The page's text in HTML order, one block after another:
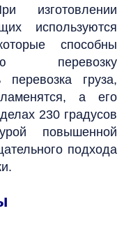
изготовлении
используются
способны
перевозку
груза,
а его
230 градусов
повышенной
подхода